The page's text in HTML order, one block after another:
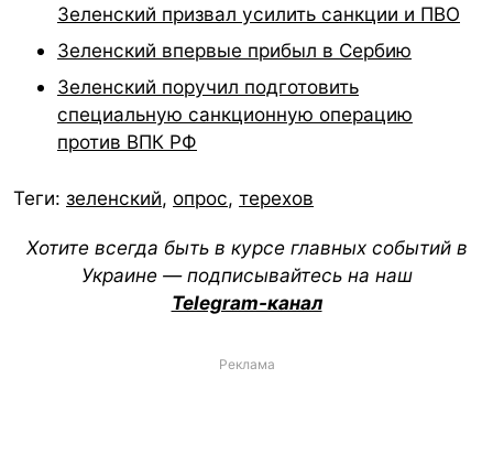
Зеленский призвал усилить санкции и ПВО
Зеленский впервые прибыл в Сербию
Зеленский поручил подготовить
специальную санкционную операцию
против ВПК РФ
Теги: зеленский, опрос, терехов
Хотите всегда быть в курсе главных событий в
Украине — подписывайтесь на наш
Telegram-канал
Реклама